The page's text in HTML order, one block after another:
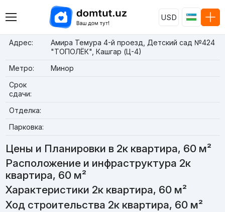
USD
Адрес:
Амира Темура 4-й проезд, Детский сад №424
"ТОПОЛЁК", Кашгар (Ц-4)
Метро:
Минор
Срок
сдачи:
Отделка:
Парковка:
Цены и Планировки в 2к квартира, 60 м²
Расположение и инфраструктура 2к
квартира, 60 м²
Характеристики 2к квартира, 60 м²
Ход строительства 2к квартира, 60 м²